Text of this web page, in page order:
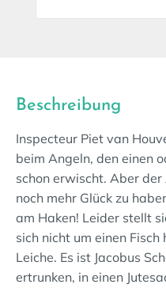
Beschreibung
Inspecteur Piet van
beim Angeln, den einen
schon erwischt. Aber
noch mehr Glück zu
am Haken! Leider stellt
sich nicht um einen
Leiche. Es ist Jacobus
ertrunken, in einen